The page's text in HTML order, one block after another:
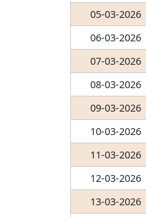
05-03-2026
06-03-2026
07-03-2026
08-03-2026
09-03-2026
10-03-2026
11-03-2026
12-03-2026
13-03-2026